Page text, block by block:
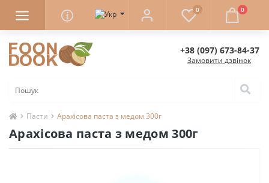
0 0
+38 (097) 673-84-37
Замовити дзвінок
Пасти Арахісова паста з медом 300г
Арахісова паста з медом 300г